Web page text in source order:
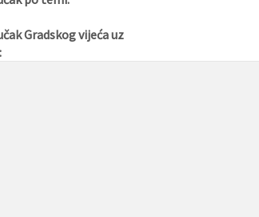
Gradskog vijeća uz